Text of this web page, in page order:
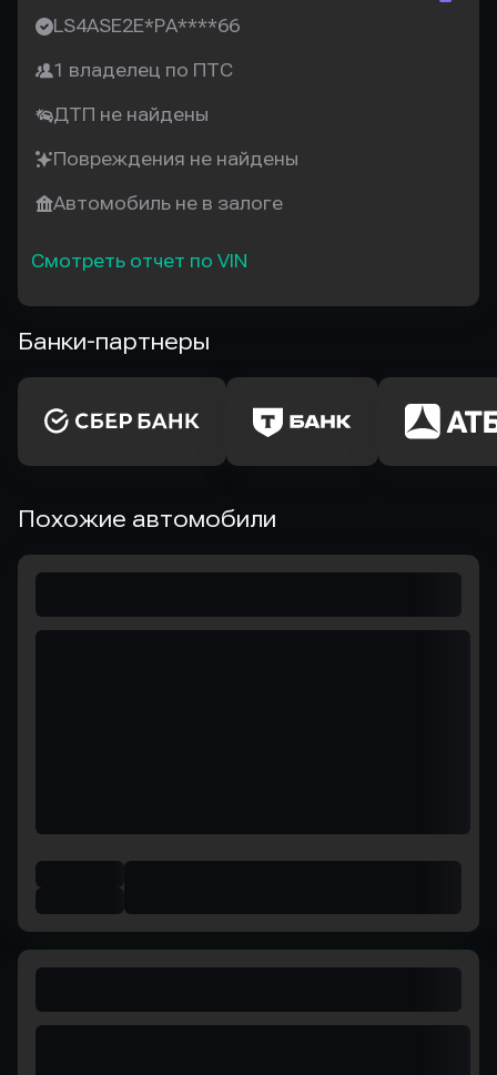
LS4ASE2E*PA****66
1 владелец по ПТС
ДТП не найдены
Повреждения не найдены
Автомобиль не в залоге
Смотреть отчет по VIN
Банки-партнеры
Похожие автомобили